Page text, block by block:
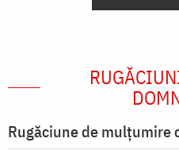
Rugăciune de mulţumire